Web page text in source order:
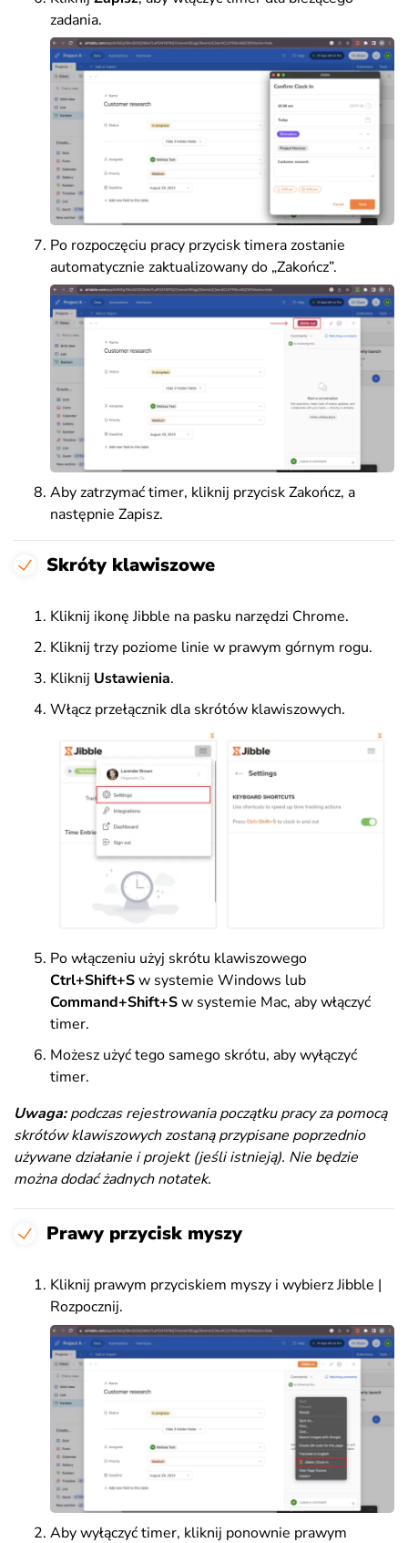
zadania.
Po rozpoczęciu pracy przycisk timera zostanie
automatycznie zaktualizowany do „Zakończ”.
Aby zatrzymać timer, kliknij przycisk Zakończ, a
następnie Zapisz.
Skróty klawiszowe
Kliknij ikonę Jibble na pasku narzędzi Chrome.
Kliknij trzy poziome linie w prawym górnym rogu.
Kliknij Ustawienia.
Włącz przełącznik dla skrótów klawiszowych.
Po włączeniu użyj skrótu klawiszowego
Ctrl+Shift+Sw systemie Windows lub
Command+Shift+Sw systemie Mac, aby włączyć
timer.
Możesz użyć tego samego skrótu, aby wyłączyć
timer.
Uwaga:podczas rejestrowania początku pracy za pomocą
skrótów klawiszowych zostaną przypisane poprzednio
używane działanie i projekt (jeśli istnieją). Nie będzie
można dodać żadnych notatek.
Prawy przycisk myszy
Kliknij prawym przyciskiem myszy i wybierz Jibble |
Rozpocznij.
Aby wyłączyć timer, kliknij ponownie prawym